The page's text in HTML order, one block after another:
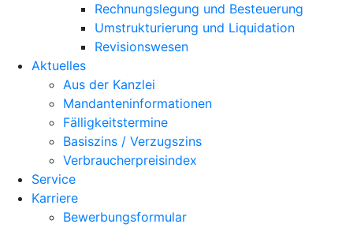
Rechnungslegung und Besteuerung
Umstrukturierung und Liquidation
Revisionswesen
Aktuelles
Aus der Kanzlei
Mandanteninformationen
Fälligkeitstermine
Basiszins / Verzugszins
Verbraucherpreisindex
Service
Karriere
Bewerbungsformular